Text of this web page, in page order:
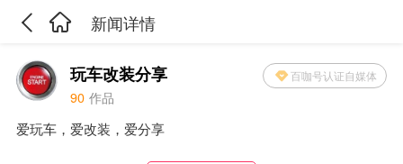
新闻详情
玩车改装分享 百咖号认证自媒体
90 作品
爱玩车，爱改装，爱分享